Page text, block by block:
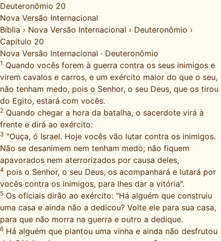
Deuteronômio 20
Nova Versão Internacional
Bíblia › Nova Versão Internacional › Deuteronômio ›
Capítulo 20
Nova Versão Internacional · Deuteronômio
1 Quando vocês forem à guerra contra os seus inimigos e
virem cavalos e carros, e um exército maior do que o seu,
não tenham medo, pois o Senhor, o seu Deus, que os tirou
do Egito, estará com vocês.
2 Quando chegar a hora da batalha, o sacerdote virá à
frente e dirá ao exército:
3 "Ouça, ó Israel. Hoje vocês vão lutar contra os inimigos.
Não se desanimem nem tenham medo; não fiquem
apavorados nem aterrorizados por causa deles,
4 pois o Senhor, o seu Deus, os acompanhará e lutará por
vocês contra os inimigos, para lhes dar a vitória".
5 Os oficiais dirão ao exército: "Há alguém que construiu
uma casa e ainda não a dedicou? Volte ele para sua casa,
para que não morra na guerra e outro a dedique.
6 Há alguém que plantou uma vinha e ainda não desfrutou